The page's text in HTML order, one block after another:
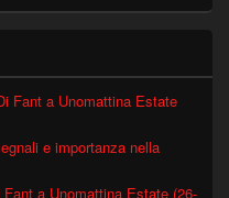
Fant a Unomattina Estate
e importanza nella
a Unomattina Estate (26-